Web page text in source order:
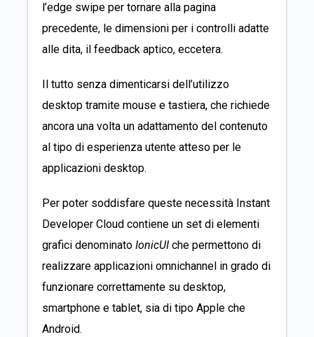
l’edge swipe per tornare alla pagina
precedente, le dimensioni per i controlli adatte
alle dita, il feedback aptico, eccetera.
Il tutto senza dimenticarsi dell’utilizzo
desktop tramite mouse e tastiera, che richiede
ancora una volta un adattamento del contenuto
al tipo di esperienza utente atteso per le
applicazioni desktop.
Per poter soddisfare queste necessità Instant
Developer Cloud contiene un set di elementi
grafici denominato IonicUI che permettono di
realizzare applicazioni omnichannel in grado di
funzionare correttamente su desktop,
smartphone e tablet, sia di tipo Apple che
Android.